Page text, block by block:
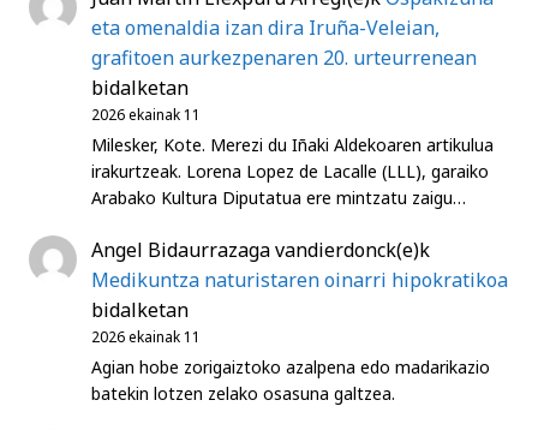
eta omenaldia izan dira Iruña-Veleian,
grafitoen aurkezpenaren 20. urteurrenean
bidalketan
2026 ekainak 11
Milesker, Kote. Merezi du Iñaki Aldekoaren artikulua
irakurtzeak. Lorena Lopez de Lacalle (LLL), garaiko
Arabako Kultura Diputatua ere mintzatu zaigu…
Angel Bidaurrazaga vandierdonck(e)k
Medikuntza naturistaren oinarri hipokratikoa
bidalketan
2026 ekainak 11
Agian hobe zorigaiztoko azalpena edo madarikazio
batekin lotzen zelako osasuna galtzea.